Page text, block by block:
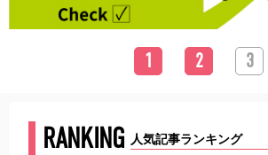
1 2 3
RANKING 人気記事ランキング